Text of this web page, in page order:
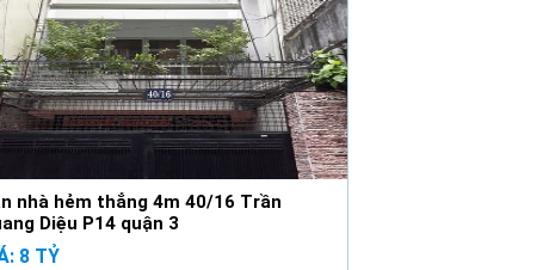
nhà hẻm thẳng 4m 40/16 Trần
Diệu P14 quận 3
8 TỶ